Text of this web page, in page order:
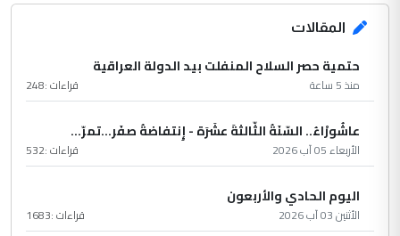
المقالات
حتمية حصر السلاح المنفلت بيد الدولة العراقية
منذ 5 ساعة قراءات :248
عاشُورْاءُ.. السّنَةُ الثّالثةَ عشَرَة - إِنتفاضةُ صفَر…تمرّ...
الأربعاء 05 آب 2026 قراءات :532
اليوم الحادي والأربعون
الأثنين 03 آب 2026 قراءات :1683